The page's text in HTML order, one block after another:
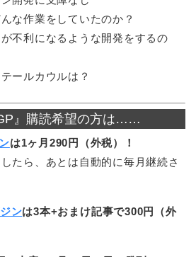
な作業をしていたのか？
不利になるような開発をするの
ールカウルは？
』購読希望の方は……
は1ヶ月290円（外税）！
たら、あとは自動的に毎月継続さ
ンは3本+おまけ記事で300円（外